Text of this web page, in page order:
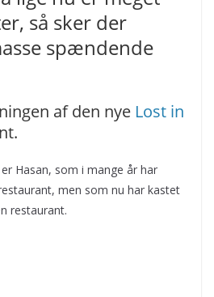
så sker der
spændende
af den nye Lost in
Hasan, som i mange år har
men som nu har kastet
restaurant.